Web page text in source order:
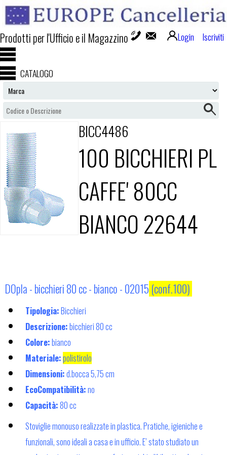
Prodotti per l'Ufficio e il Magazzino Login Iscriviti
CATALOGO
BICC4486
100 BICCHIERI PL
CAFFE' 80CC
BIANCO 22644
DOpla - bicchieri 80 cc - bianco - 02015 (conf.100)
Tipologia:Bicchieri
Descrizione:bicchieri 80 cc
Colore:bianco
Materiale:polistirolo
Dimensioni:d.bocca 5,75 cm
EcoCompatibilità:no
Capacità:80 cc
Stoviglie monouso realizzate in plastica. Pratiche, igieniche e
funzionali, sono ideali a casa e in ufficio. E’ stato studiato un